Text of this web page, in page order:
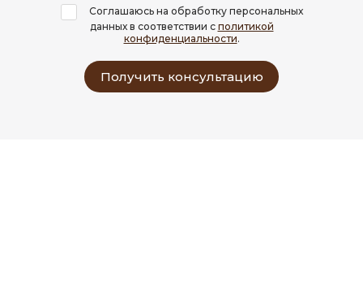
Соглашаюсь на обработку персональных
данных в соответствии с политикой
конфиденциальности.
Получить консультацию